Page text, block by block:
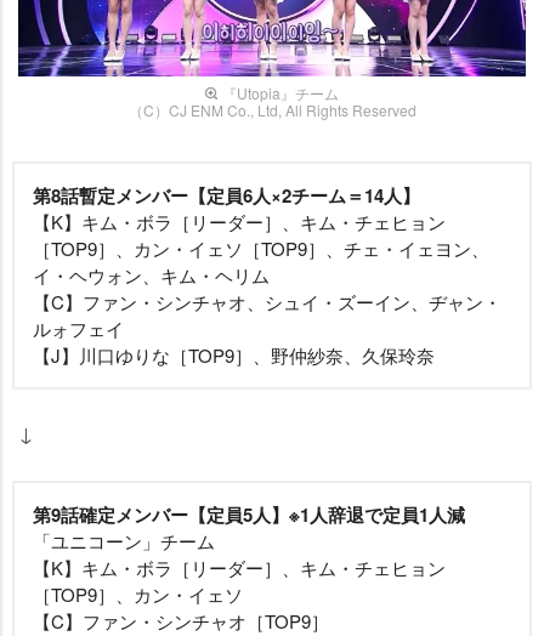
『Utopia』チーム
（C）CJ ENM Co., Ltd, All Rights Reserved
第8話暫定メンバー【定員6人×2チーム＝14人】
【K】キム・ボラ［リーダー］、キム・チェヒョン
［TOP9］、カン・イェソ［TOP9］、チェ・イェヨン、
イ・ヘウォン、キム・ヘリム
【C】ファン・シンチャオ、シュイ・ズーイン、ヂャン・
ルォフェイ
【J】川口ゆりな［TOP9］、野仲紗奈、久保玲奈
↓
第9話確定メンバー【定員5人】※1人辞退で定員1人減
「ユニコーン」チーム
【K】キム・ボラ［リーダー］、キム・チェヒョン
［TOP9］、カン・イェソ
【C】ファン・シンチャオ［TOP9］